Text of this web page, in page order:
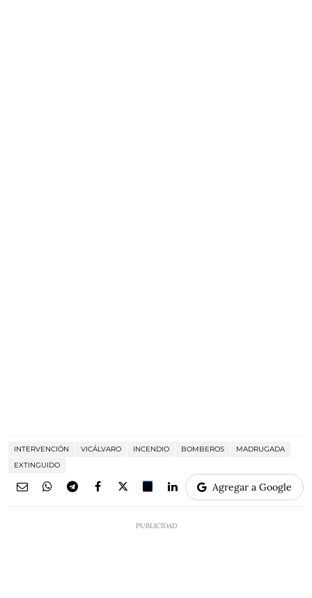
INTERVENCIÓN VICÁLVARO INCENDIO BOMBEROS
MADRUGADA
EXTINGUIDO
Agregar a Google